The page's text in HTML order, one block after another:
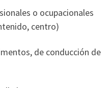
o ocupacionales
centro)
de conducción de